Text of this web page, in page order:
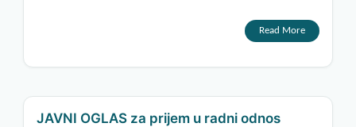
Read More
JAVNI OGLAS za prijem u radni odnos